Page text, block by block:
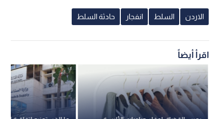
الاردن السلط انفجار حادثة السلط
اقرأ أيضاً